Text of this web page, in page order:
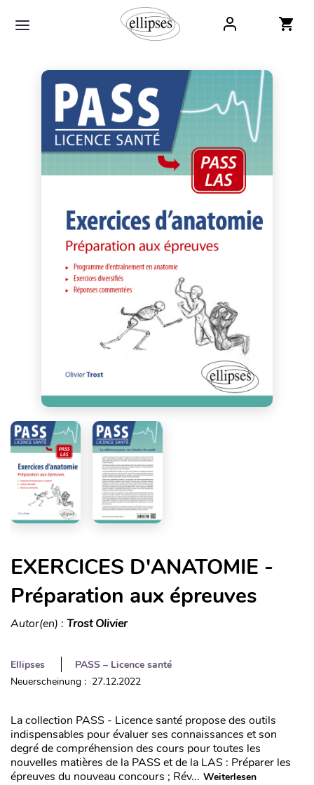
EXERCICES D'ANATOMIE -
Préparation aux épreuves
Autor(en) : Trost Olivier
Ellipses
PASS – Licence santé
Neuerscheinung : 27.12.2022
La collection PASS - Licence santé propose des outils
indispensables pour évaluer ses connaissances et son
degré de compréhension des cours pour toutes les
nouvelles matières de la PASS et de la LAS : Préparer les
épreuves du nouveau concours ; Rév... Weiterlesen